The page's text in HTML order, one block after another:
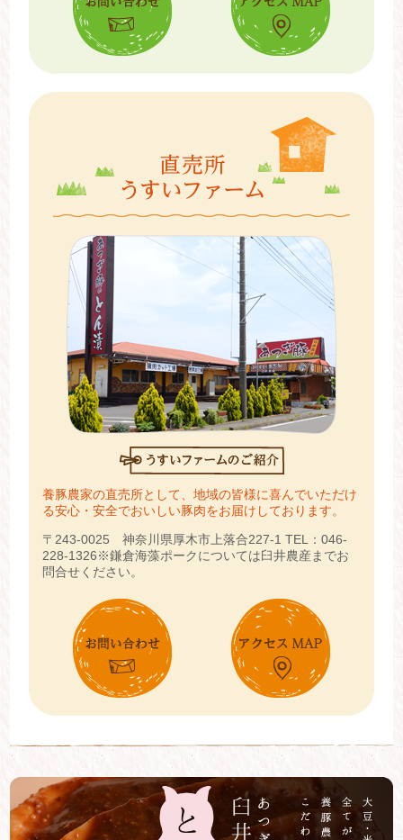
養豚農家の直売所として、地域の皆様に喜んでいただけ
る安心・安全でおいしい豚肉をお届けしております。
〒243-0025 神奈川県厚木市上落合227-1 TEL：046-
228-1326※鎌倉海藻ポークについては臼井農産までお
問合せください。